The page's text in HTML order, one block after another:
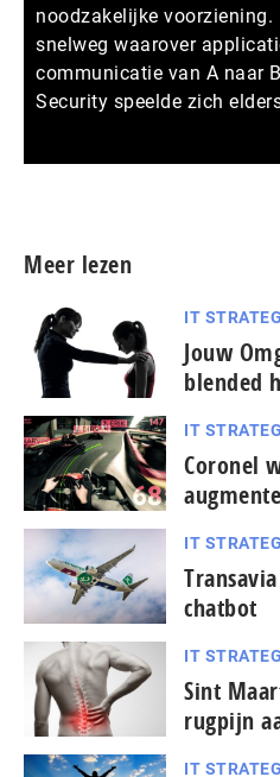
noodzakelijke voorziening.
snelweg waarover
communicatie van A naar
Security speelde zich
Meer lezen
IT
Jouw
blended
IT
Coronel
IT
chatbot
IT
Sint
rugpijn
IT